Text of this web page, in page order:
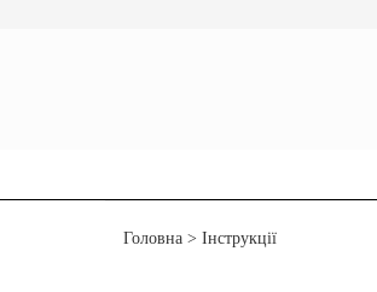
Головна > Інструкції